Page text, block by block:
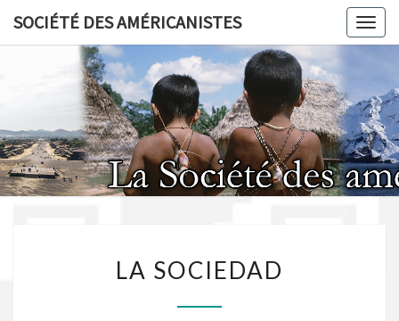
SOCIÉTÉ DES AMÉRICANISTES
SOCIEDAD
LA SOCIEDAD